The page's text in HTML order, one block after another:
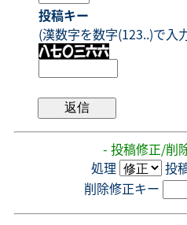
投稿キー
(漢数字を数字(123..)で入
- 投稿修正/削
処理
投
削除修正キー